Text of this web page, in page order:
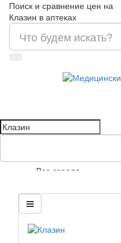
Поиск и сравнение цен на
Клазин в аптеках
Все города